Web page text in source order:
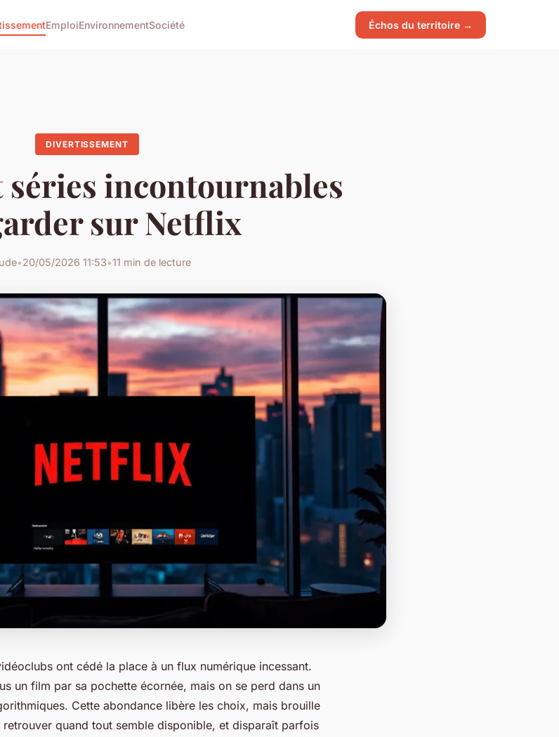
EmploiEnvironnementSociété Échos du territoire →
DIVERTISSEMENT
incontournables
sur Netflix
•20/05/2026 11:53•11 min de lecture
ont cédé la place à un flux numérique incessant.
un film par sa pochette écornée, mais on se perd dans un
Cette abondance libère les choix, mais brouille
retrouver quand tout semble disponible, et disparaît parfois